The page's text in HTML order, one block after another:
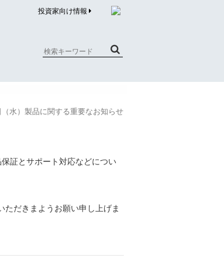
投資家向け情報
リチウム電池内蔵品回収について
水）製品に関する重要なお知らせ
ただきまようお願い申し上げま